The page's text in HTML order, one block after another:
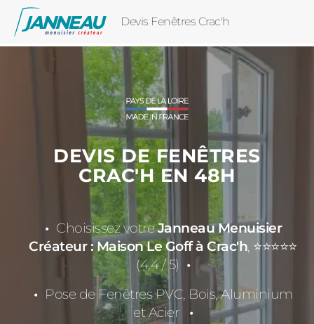
Devis Fenêtres Crac'h
DEVIS DE FENÊTRES
CRAC'H EN 48H
Choisissez votreJanneau Menuisier
Créateur : Maison Le Goff à Crac'h, ⭐⭐⭐⭐⭐
(4,4 / 5)
Pose de Fenêtres PVC, Bois, Aluminium
et Acier